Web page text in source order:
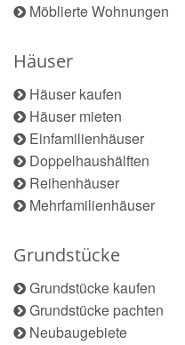
Möblierte Wohnungen
Häuser
Häuser kaufen
Häuser mieten
Einfamilienhäuser
Doppelhaushälften
Reihenhäuser
Mehrfamilienhäuser
Grundstücke
Grundstücke kaufen
Grundstücke pachten
Neubaugebiete